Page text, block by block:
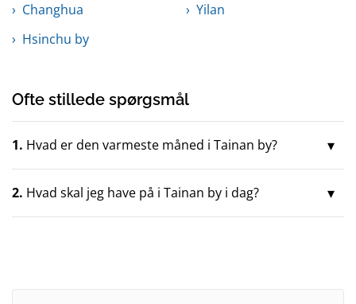
Changhua
Yilan
Hsinchu by
Ofte stillede spørgsmål
1. Hvad er den varmeste måned i Tainan by?
2. Hvad skal jeg have på i Tainan by i dag?